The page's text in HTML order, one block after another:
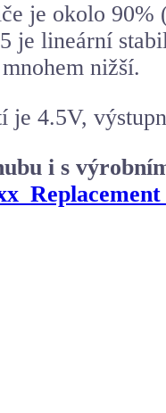
je okolo
je lineární
nižší.
je 4.5V,
i s